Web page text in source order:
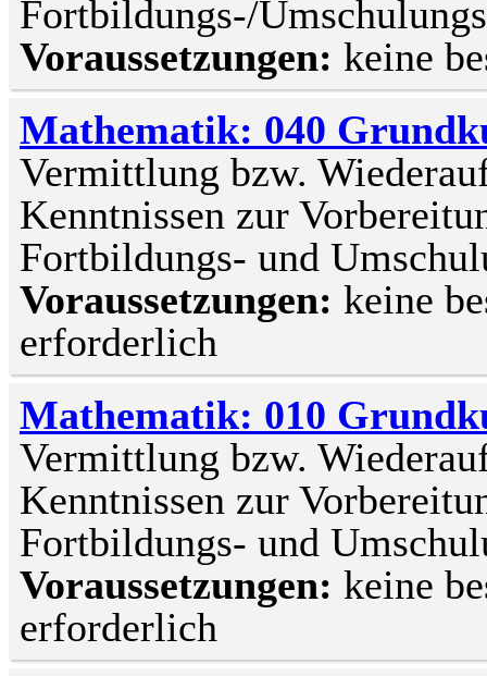
Fortbildungs-/
Voraussetzungen: keine
Mathematik: 040
Vermittlung bzw.
Kenntnissen zur
Fortbildungs- und
Voraussetzungen: keine
erforderlich
Mathematik: 010
Vermittlung bzw.
Kenntnissen zur
Fortbildungs- und
Voraussetzungen: keine
erforderlich